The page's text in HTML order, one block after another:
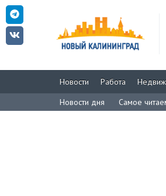
Новости Работа
Новости дня
Самое